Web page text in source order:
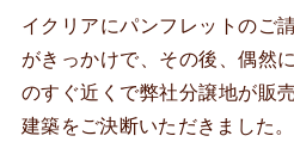
イクリアにパンフレットのご
がきっかけで、その後、偶然
のすぐ近くで弊社分譲地が販
建築をご決断いただきました。